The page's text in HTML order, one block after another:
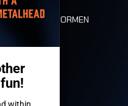
DEATH RIDE
WAARDEN EN NORMEN
HISTORIEK